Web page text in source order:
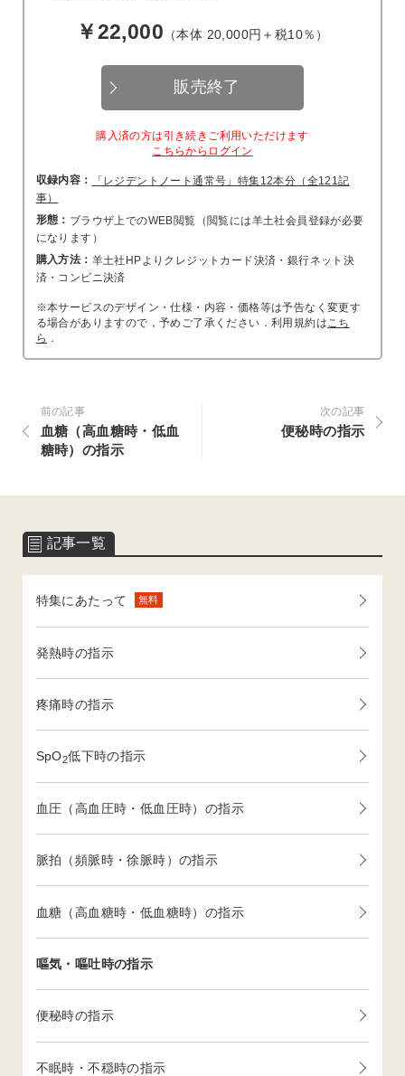
記事一覧
特集にあたって 無料
発熱時の指示
疼痛時の指示
SpO2低下時の指示
血圧（高血圧時・低血圧時）の指示
脈拍（頻脈時・徐脈時）の指示
血糖（高血糖時・低血糖時）の指示
嘔気・嘔吐時の指示
便秘時の指示
不眠時・不穏時の指示
￥22,000 （本体 20,000円＋税10％）
販売終了
購入済の方は引き続きご利用いただけます
こちらからログイン
収録内容：
「レジデントノート通常号」特集12本分（全121記
事）
形態： ブラウザ上でのWEB閲覧（閲覧には羊土社会員登録が必要
になります）
購入方法： 羊土社HPよりクレジットカード決済・銀行ネット決
済・コンビニ決済
※本サービスのデザイン・仕様・内容・価格等は予告なく変更す
る場合がありますので，予めご了承ください．利用規約は こち
ら ．
前の記事
血糖（高血糖時・低血
糖時）の指示
次の記事
便秘時の指示